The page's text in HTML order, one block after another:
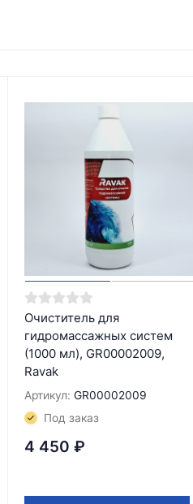
Очиститель для
гидромассажных систем
(1000 мл), GR00002009,
Ravak
Артикул: GR00002009
Под заказ
4 450 ₽